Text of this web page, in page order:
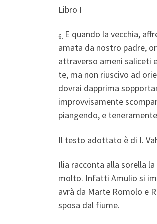
Libro I
6. E quando la vecchia,
amata da nostro padre,
attraverso ameni saliceti
te, ma non riuscivo ad
dovrai dapprima
improvvisamente
piangendo, e
Il testo adottato è di I.
Ilia racconta alla sorella
molto. Infatti Amulio si
avrà da Marte Romolo e
sposa dal fiume.